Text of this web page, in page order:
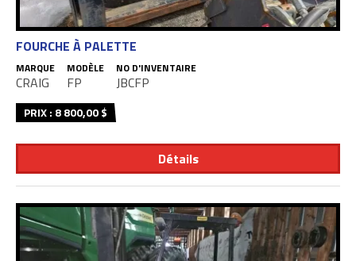
Détails
FOURCHE À PALETTE
MARQUE
CRAIG
MODÈLE
FP
NO D'INVENTAIRE
JBCFP
PRIX : 8 800,00 $